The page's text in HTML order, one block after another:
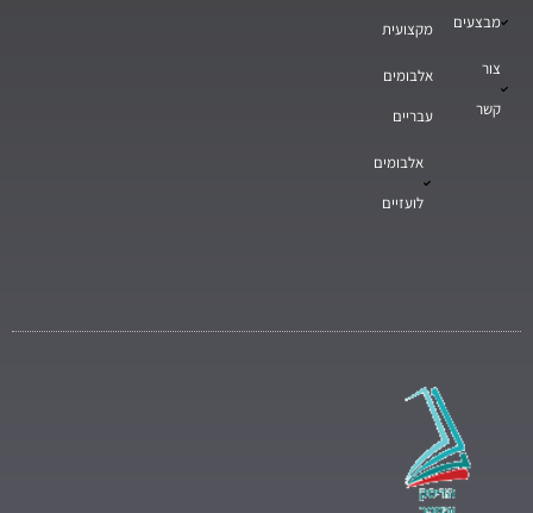
מבצעים
צור
קשר
מקצועית
אלבומים
עבריים
אלבומים
לועזיים